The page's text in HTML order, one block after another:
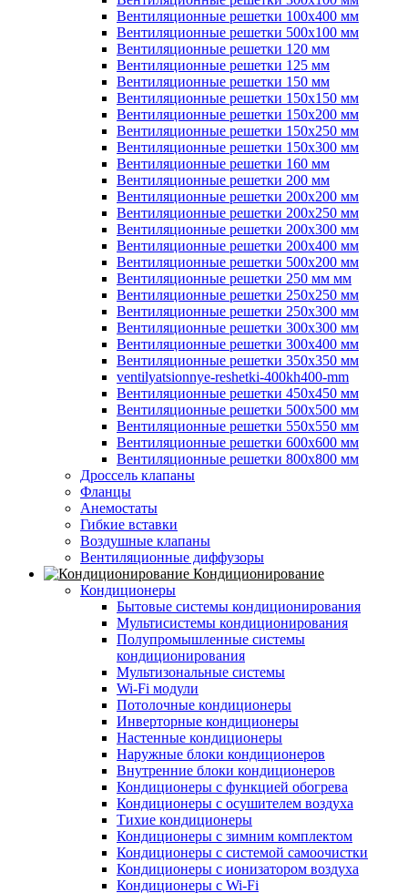
Вентиляционные решетки 100х400 мм
Вентиляционные решетки 500х100 мм
Вентиляционные решетки 120 мм
Вентиляционные решетки 125 мм
Вентиляционные решетки 150 мм
Вентиляционные решетки 150х150 мм
Вентиляционные решетки 150х200 мм
Вентиляционные решетки 150х250 мм
Вентиляционные решетки 150х300 мм
Вентиляционные решетки 160 мм
Вентиляционные решетки 200 мм
Вентиляционные решетки 200х200 мм
Вентиляционные решетки 200х250 мм
Вентиляционные решетки 200х300 мм
Вентиляционные решетки 200х400 мм
Вентиляционные решетки 500х200 мм
Вентиляционные решетки 250 мм мм
Вентиляционные решетки 250х250 мм
Вентиляционные решетки 250х300 мм
Вентиляционные решетки 300х300 мм
Вентиляционные решетки 300х400 мм
Вентиляционные решетки 350х350 мм
ventilyatsionnye-reshetki-400kh400-mm
Вентиляционные решетки 450х450 мм
Вентиляционные решетки 500х500 мм
Вентиляционные решетки 550х550 мм
Вентиляционные решетки 600х600 мм
Вентиляционные решетки 800х800 мм
Дроссель клапаны
Фланцы
Анемостаты
Гибкие вставки
Воздушные клапаны
Вентиляционные диффузоры
Кондиционирование
Кондиционеры
Бытовые системы кондиционирования
Мультисистемы кондиционирования
Полупромышленные системы
кондиционирования
Мультизональные системы
Wi-Fi модули
Потолочные кондиционеры
Инверторные кондиционеры
Настенные кондиционеры
Наружные блоки кондиционеров
Внутренние блоки кондиционеров
Кондиционеры с функцией обогрева
Кондиционеры с осушителем воздуха
Тихие кондиционеры
Кондиционеры с зимним комплектом
Кондиционеры с системой самоочистки
Кондиционеры с ионизатором воздуха
Кондиционеры с Wi-Fi